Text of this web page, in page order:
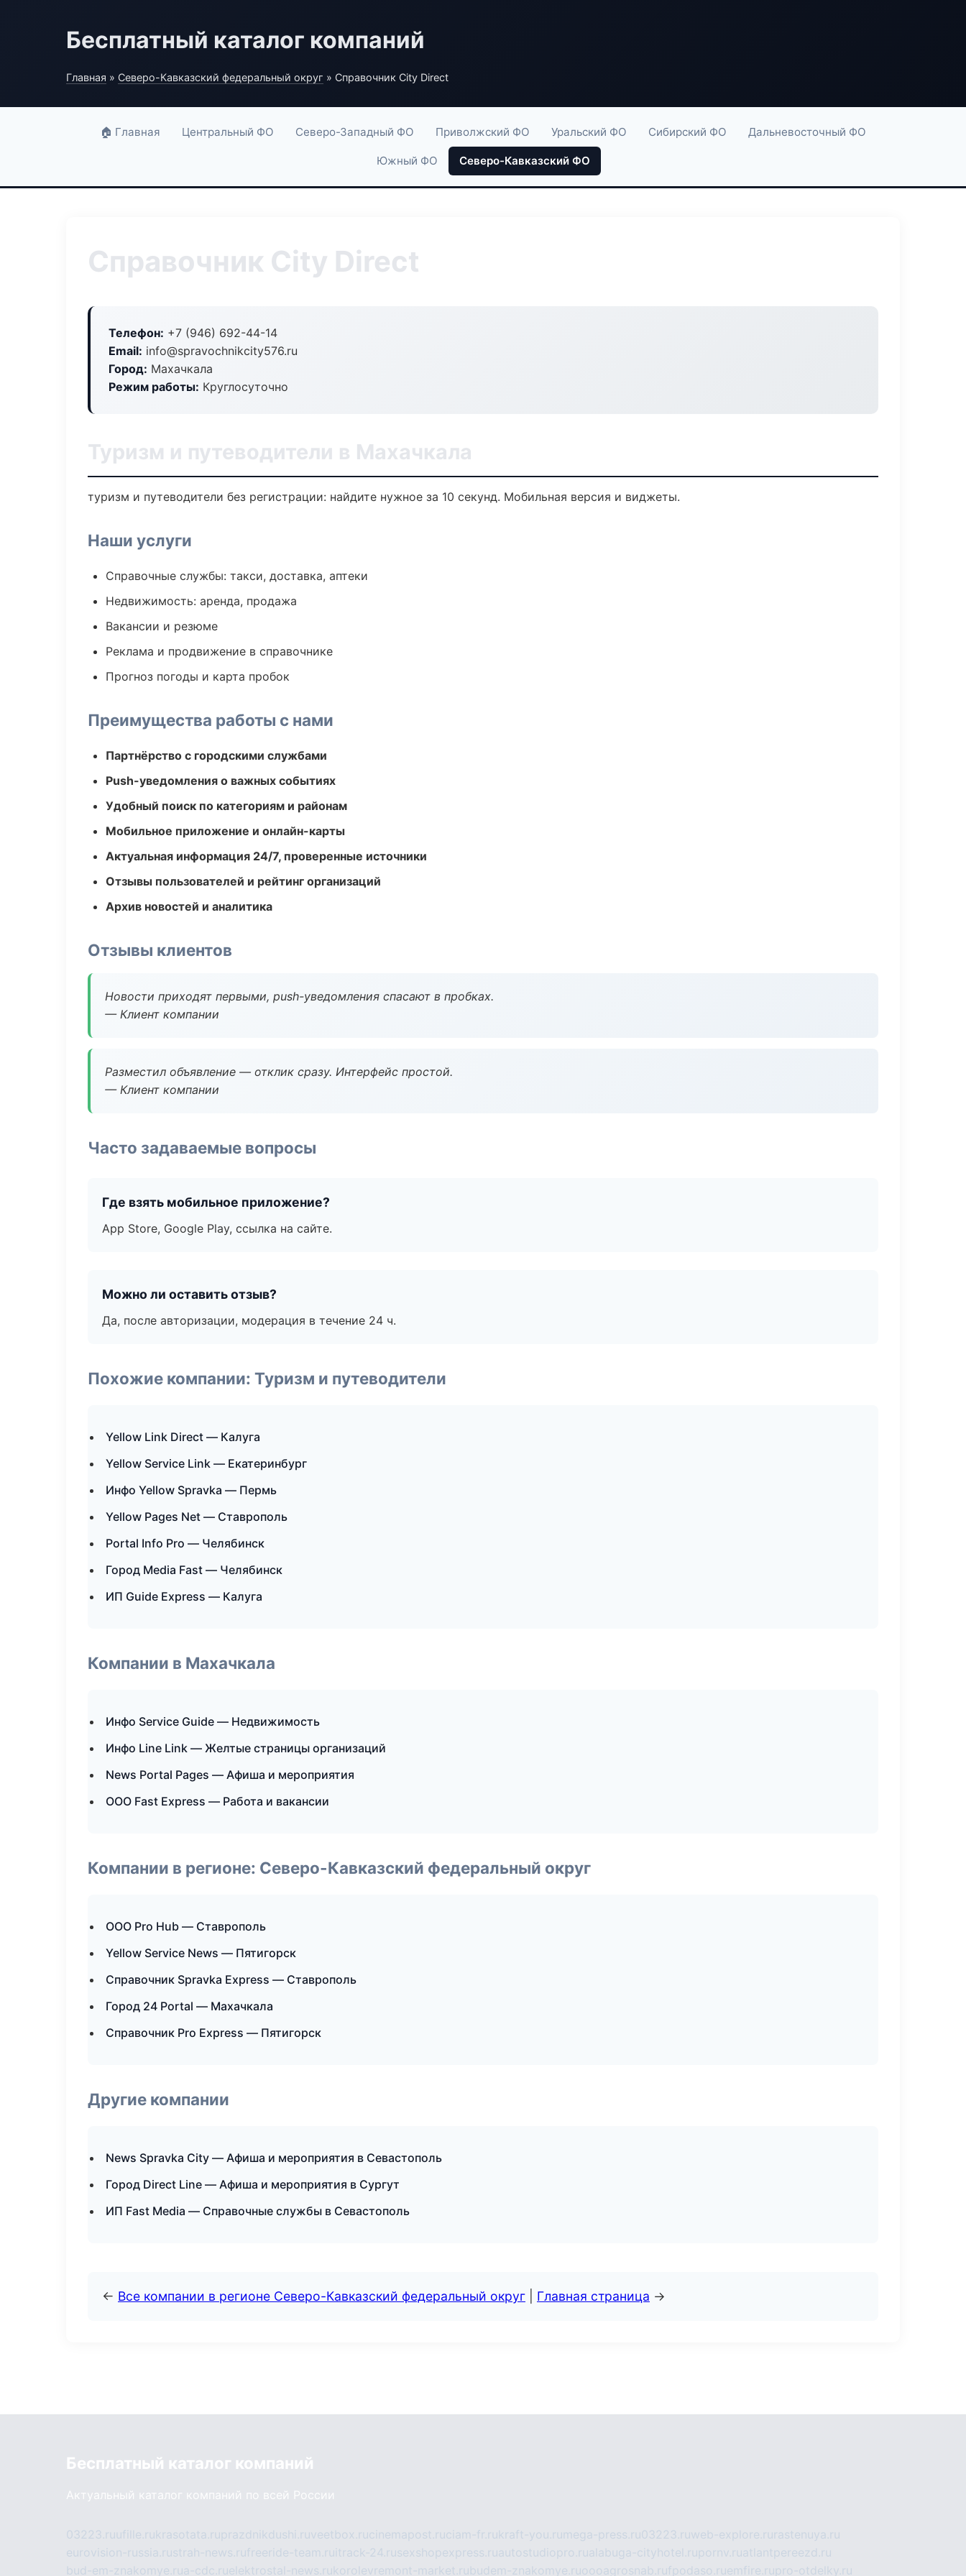
Бесплатный каталог компаний
Главная » Северо-Кавказский федеральный округ » Справочник City Direct
🏠 Главная Центральный ФО Северо-Западный ФО Приволжский ФО Уральский ФО Сибирский ФО Дальневосточный ФО
Южный ФО Северо-Кавказский ФО
Справочник City Direct
Телефон: +7 (946) 692-44-14
Email: info@spravochnikcity576.ru
Город: Махачкала
Режим работы: Круглосуточно
Туризм и путеводители в Махачкала
туризм и путеводители без регистрации: найдите нужное за 10 секунд. Мобильная версия и виджеты.
Наши услуги
Справочные службы: такси, доставка, аптеки
Недвижимость: аренда, продажа
Вакансии и резюме
Реклама и продвижение в справочнике
Прогноз погоды и карта пробок
Преимущества работы с нами
Партнёрство с городскими службами
Push-уведомления о важных событиях
Удобный поиск по категориям и районам
Мобильное приложение и онлайн-карты
Актуальная информация 24/7, проверенные источники
Отзывы пользователей и рейтинг организаций
Архив новостей и аналитика
Отзывы клиентов
Новости приходят первыми, push-уведомления спасают в пробках.
— Клиент компании
Разместил объявление — отклик сразу. Интерфейс простой.
— Клиент компании
Часто задаваемые вопросы
Где взять мобильное приложение?
App Store, Google Play, ссылка на сайте.
Можно ли оставить отзыв?
Да, после авторизации, модерация в течение 24 ч.
Похожие компании: Туризм и путеводители
Yellow Link Direct — Калуга
Yellow Service Link — Екатеринбург
Инфо Yellow Spravka — Пермь
Yellow Pages Net — Ставрополь
Portal Info Pro — Челябинск
Город Media Fast — Челябинск
ИП Guide Express — Калуга
Компании в Махачкала
Инфо Service Guide — Недвижимость
Инфо Line Link — Желтые страницы организаций
News Portal Pages — Афиша и мероприятия
ООО Fast Express — Работа и вакансии
Компании в регионе: Северо-Кавказский федеральный округ
ООО Pro Hub — Ставрополь
Yellow Service News — Пятигорск
Справочник Spravka Express — Ставрополь
Город 24 Portal — Махачкала
Справочник Pro Express — Пятигорск
Другие компании
News Spravka City — Афиша и мероприятия в Севастополь
Город Direct Line — Афиша и мероприятия в Сургут
ИП Fast Media — Справочные службы в Севастополь
← Все компании в регионе Северо-Кавказский федеральный округ Главная страница →
Бесплатный каталог компаний
Актуальный каталог компаний по всей России
03223.ruufille.rukrasotata.ruprazdnikdushi.ruveetbox.rucinemapost.ruciam-fr.rukraft-you.ru mega-press.ru03223.ruweb-explore.ru rastenuya.ru
eurovision-russia.rustrah-news.rufreeride-team.ru itrack-24.rusexshopexpress.ruautostudiopro.rualabuga-cityhotel.rupornv.ruatlantpereezd.ru
bud-em-znakomye.rua-cdc.ruelektrostal-news.rukorolevremont-market.rubudem-znakomye.ruoooagrosnab.rufpodaso.ruemfire.rupro-otdelky.ru